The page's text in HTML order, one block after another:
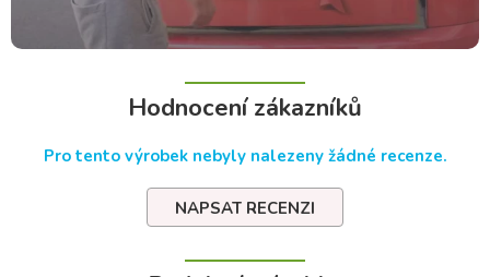
Hodnocení zákazníků
Pro tento výrobek nebyly nalezeny žádné recenze.
NAPSAT RECENZI